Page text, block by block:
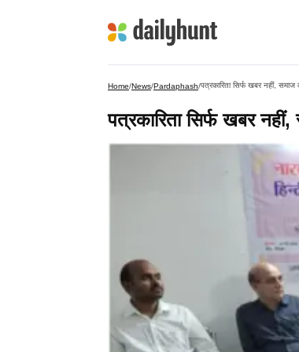
Home/News/Pardaphash/पत्रकारिता सिर्फ खबर नहीं, समाज
पत्रकारिता सिर्फ खबर